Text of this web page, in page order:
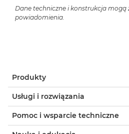
Dane techniczne i konstrukcja mogą
powiadomienia.
Produkty
Usługi i rozwiązania
Pomoc i wsparcie techniczne